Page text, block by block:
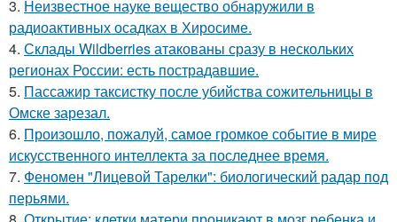
3. Неизвестное науке вещество обнаружили в
радиоактивных осадках в Хиросиме.
4. Склады Wildberries атакованы сразу в нескольких
регионах России: есть пострадавшие.
5. Пассажир таксистку после убийства сожительницы в
Омске зарезал.
6. Произошло, пожалуй, самое громкое событие в мире
искусственного интеллекта за последнее время.
7. Феномен "Лицевой Тарелки": биологический радар под
перьями.